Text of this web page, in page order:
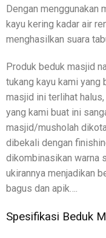
Dengan menggunakan
kayu kering kadar air
menghasilkan suara
Produk beduk masjid
tukang kayu kami yang
masjid ini terlihat
yang kami buat ini
masjid/musholah
dibekali dengan
dikombinasikan warna
ukirannya menjadikan
bagus dan apik….
Spesifikasi Beduk